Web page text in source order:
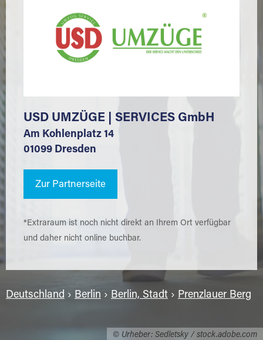
© Urheber: Sedletsky / stock.adobe.com
USD UMZÜGE | SERVICES GmbH
Am Kohlenplatz 14
01099 Dresden
Zur Partnerseite
*Extraraum ist noch nicht direkt an Ihrem Ort verfügbar
und daher nicht online buchbar.
Deutschland › Berlin › Berlin, Stadt › Prenzlauer Berg